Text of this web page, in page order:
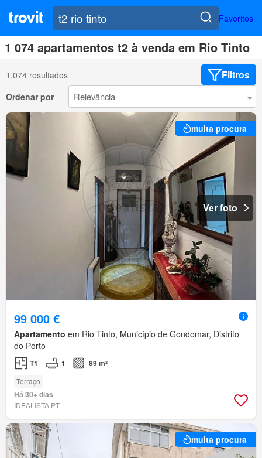
Favoritos
1 074 apartamentos t2 à venda em Rio Tinto
1.074 resultados Filtros
Ordenar por
muita procura
Ver foto
99 000 €
Apartamento em Rio Tinto, Município de Gondomar, Distrito
do Porto
T1 1 89 m²
Terraço
Há 30+ dias
IDEALISTA.PT
muita procura